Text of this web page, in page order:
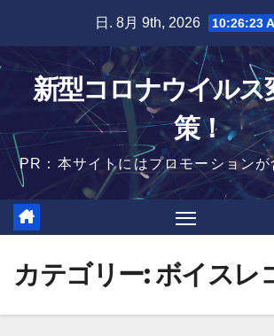
content
日. 8月 9th, 2026 10:26:25
新型コロナウイルス
策！
PR：本サイトにはプロモーション
カテゴリー:ボイスレ